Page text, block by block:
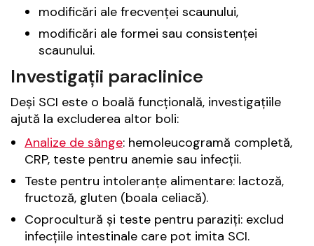
modificări ale frecvenței scaunului,
modificări ale formei sau consistenței
scaunului.
Investigații paraclinice
Deși SCI este o boală funcțională, investigațiile
ajută la excluderea altor boli:
Analize de sânge: hemoleucogramă completă,
CRP, teste pentru anemie sau infecții.
Teste pentru intoleranțe alimentare: lactoză,
fructoză, gluten (boala celiacă).
Coprocultură și teste pentru paraziți: exclud
infecțiile intestinale care pot imita SCI.